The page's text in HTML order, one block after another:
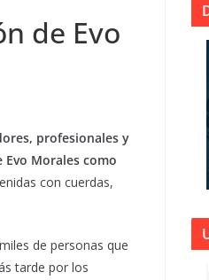
de Evo
profesionales y
Morales como
con cuerdas,
de personas que
tarde por los